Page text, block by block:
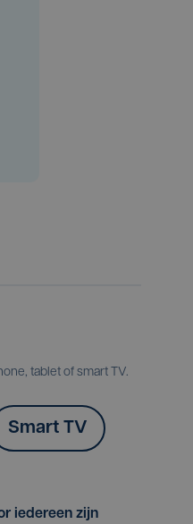
tablet of smart TV.
Smart TV
iedereen zijn